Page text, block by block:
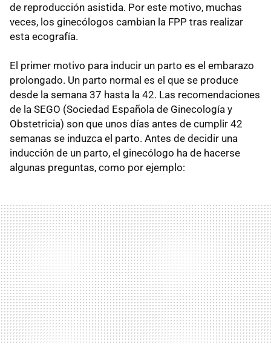
de reproducción asistida. Por este motivo, muchas
veces, los ginecólogos cambian la FPP tras realizar
esta ecografía.
El primer motivo para inducir un parto es el embarazo
prolongado. Un parto normal es el que se produce
desde la semana 37 hasta la 42. Las recomendaciones
de la SEGO (Sociedad Española de Ginecología y
Obstetricia) son que unos días antes de cumplir 42
semanas se induzca el parto. Antes de decidir una
inducción de un parto, el ginecólogo ha de hacerse
algunas preguntas, como por ejemplo: